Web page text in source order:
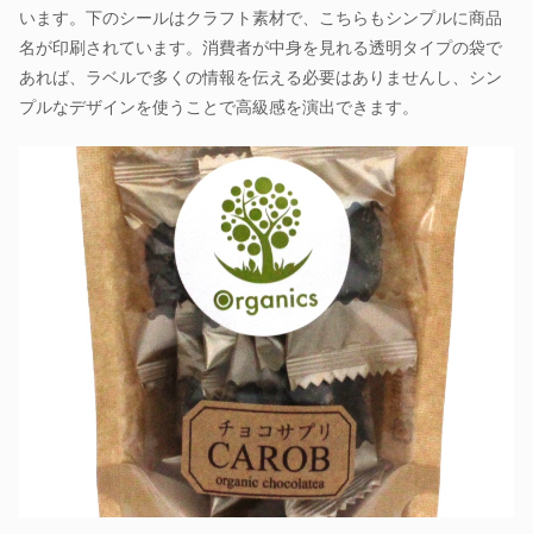
います。下のシールはクラフト素材で、こちらもシンプルに商品
名が印刷されています。消費者が中身を見れる透明タイプの袋で
あれば、ラベルで多くの情報を伝える必要はありませんし、シン
プルなデザインを使うことで高級感を演出できます。